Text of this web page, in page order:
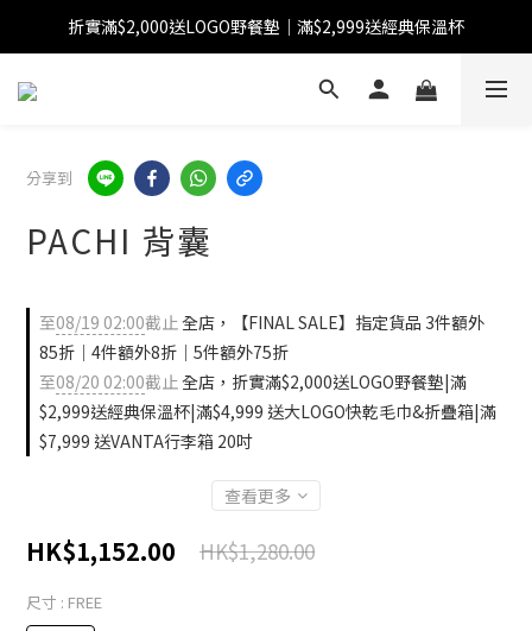
【FINAL SALE】指定商品低至38折
折實滿$2,000送LOGO野餐墊｜滿$2,999送經典保溫杯
【FINAL SALE】全單免運費
分享到
PACHI 背囊
至08/19 02:00截止全店，【FINAL SALE】指定貨品 3件額外
85折｜4件額外8折｜5件額外75折
至08/20 02:00截止全店，折實滿$2,000送LOGO野餐墊|滿
$2,999送經典保溫杯|滿$4,999 送大LOGO快乾毛巾&折疊箱|滿
$7,999 送VANTA行李箱 20吋
查看更多
HK$1,152.00 HK$1,280.00
尺寸 : FREE